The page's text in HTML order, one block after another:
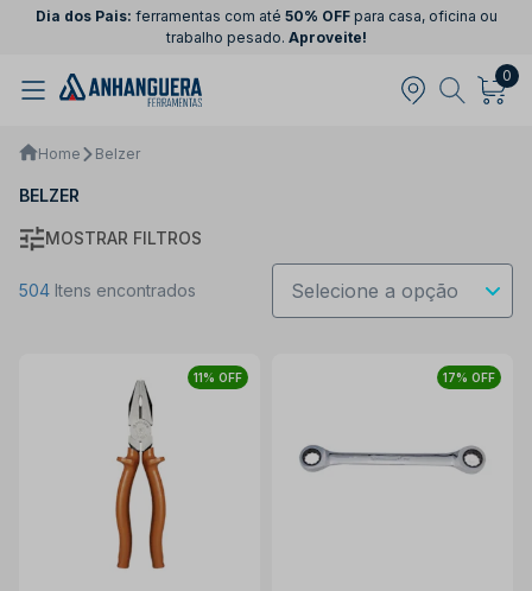
Dia dos Pais: ferramentas com até 50% OFFpara casa, oficina ou
trabalho pesado. Aproveite!
0
Home Belzer
BELZER
MOSTRAR FILTROS
504 Itens encontrados
11% OFF 17% OFF